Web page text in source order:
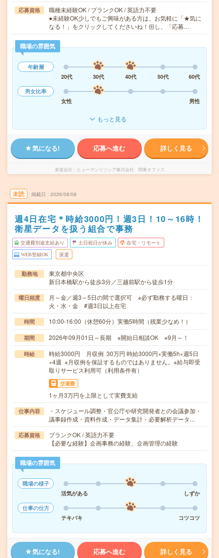
応募資格
職種未経験OK / ブランクOK / 英語力不要
●未経験OK少しでもご興味がある方は、お気軽に「★気に
なる！」をクリックしてくださいね！但し、「応募…
職場の雰囲気
年齢層
20代
30代 40代 50代
60代
男女比率
女性
男性
もっと見る
気になる! 応募へ進む 詳しく見る
派遣会社 ヒューマンリソシア株式会社 関東オフィス
未読 掲載日 2026/08/08
週4日在宅＊時給3000円！週3日！10～16時！
衛星データを扱う組合で事務
交通費別途支給あり 土日祝日が休み 在宅・リモート
WEB登録OK 派遣
勤務地
東京都中央区
新日本橋駅から徒歩3分／三越前駅から徒歩1分
曜日頻度
月～金／週3～5日の間で選択可 ※必ず勤務する曜日：
火・水・金 #週3日以上在宅
時間 10:00-16:00（休憩60分）実働5時間（残業少なめ！）
期間 2026年09月01日～長期 ※開始日相談OK ※9月～！
時給
時給3000円 月収例 30万円 時給3000円×実働5h×週5日
×4週 ※月収例を保証するものではありません。※給与即受
取りサービス利用可（利用条件有）
交通費
1ヶ月3万円を上限として実費支給
仕事内容
・スケジュール調整・官公庁や研究開発者との会議参加・
議事録作成・資料作成・データ集計・必要解析データ…
応募資格
ブランクOK / 英語力不要
【必要な経験】企画事務の経験、企画管理の経験
職場の雰囲気
職場の様子
活気がある
しずか
仕事の仕方
テキパキ
コツコツ
気になる! 応募へ進む 詳しく見る